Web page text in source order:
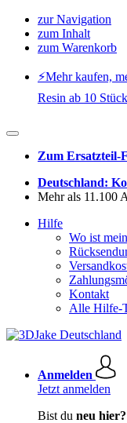
zur Navigation
zum Inhalt
zum Warenkorb
⚡️Mehr kaufen,
Resin ab 10
Zum Ersatzteil-
Deutschland:
Mehr als 11.100
Hilfe
Wo ist
Kontakt
Alle Hilfe-
Anmelden
Jetzt anmelden
Bist du neu hier?